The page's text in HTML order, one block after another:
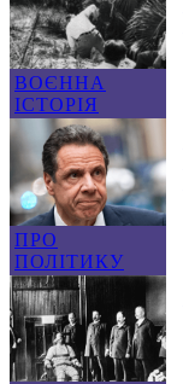
ВОЄННА
ІСТОРІЯ
ПРО
ПОЛІТИКУ